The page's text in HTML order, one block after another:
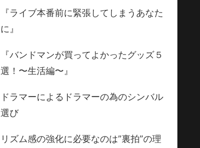
『ライブ本番前に緊張してしまうあなた
に』
『バンドマンが買ってよかったグッズ５
選！〜生活編〜』
ドラマーによるドラマーの為のシンバル
選び
リズム感の強化に必要なのは”裏拍”の理